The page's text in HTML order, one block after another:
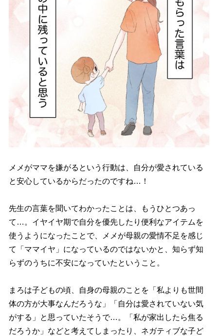
メメがママを嫌がるという行動は、自分が愛されている
と安心しているからだったのですね…！
先生の言葉を聞いてわかったことは、もうひとつあっ
て…。イヤイヤ期で自分を優先したり便利なアイテムを
使うようになったことで、メメが母親の愛情不足を感じ
て「ママイヤ」になっているのではないかと、知らず知
らずのうちに不安になっていたということ。
まろは子どもの頃、自身の母親のことを「私よりも世間
体の方が大事なんだろうな」「自分は愛されていない気
がする」と思っていたそうで…。「私が家出したら焦る
だろうか」などと考えてしまったり、ネガティブな子ど